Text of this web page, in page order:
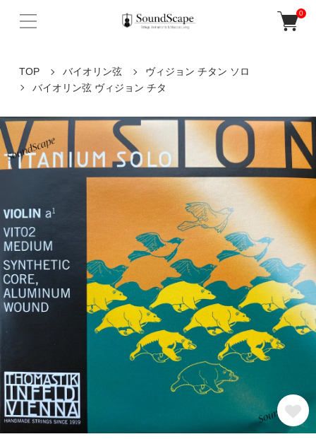
0
TOP バイオリン弦
ヴィジョン チタン ソロ
バイオリン弦 ヴィジョン チタ